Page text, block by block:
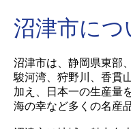
沼津市につ
沼津市は、静岡県東部
駿河湾、狩野川、香貫
加え、日本一の生産量
海の幸など多くの名産